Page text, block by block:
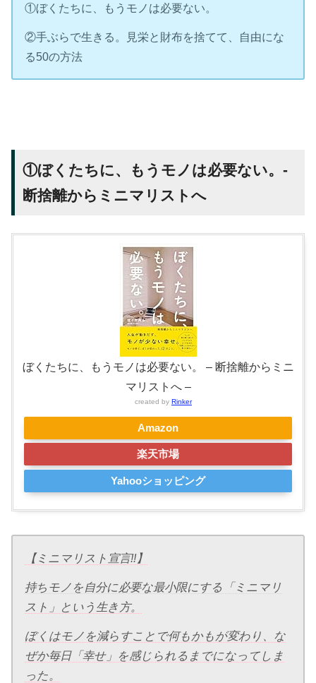
①ぼくたちに、もうモノは必要ない。
②手ぶらで生きる。見栄と財布を捨てて、自由にな
る50の方法
①ぼくたちに、もうモノは必要ない。-
断捨離からミニマリストへ
ぼくたちに、もうモノは必要ない。 – 断捨離からミニ
マリストへ –
created by Rinker
Amazon
楽天市場
Yahooショッピング
【ミニマリスト宣言!!】
持ちモノを自分に必要な最小限にする「ミニマリ
スト」という生き方。
ぼくはモノを減らすことで何もかもが変わり、な
ぜか毎日「幸せ」を感じられるまでになってしま
った。